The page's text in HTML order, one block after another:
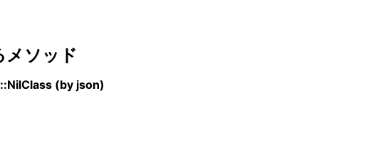
ソッド
(by json)